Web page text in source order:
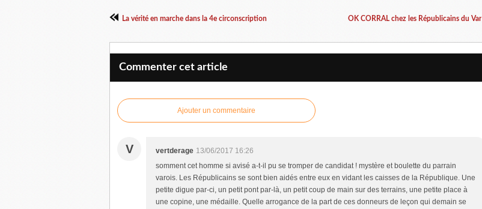
La vérité en marche dans la 4e circonscription OK CORRAL chez les Républicains du Var
Commenter cet article
Ajouter un commentaire
V vertderage 13/06/2017 16:26
somment cet homme si avisé a-t-il pu se tromper de candidat ! mystère et boulette du parrain
varois. Les Républicains se sont bien aidés entre eux en vidant les caisses de la République. Une
petite digue par-ci, un petit pont par-là, un petit coup de main sur des terrains, une petite place à
une copine, une médaille. Quelle arrogance de la part de ces donneurs de leçon qui demain se